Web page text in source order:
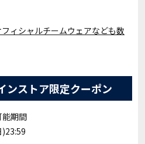
ィシャルチームウェアなども数
ンストア限定クーポン
期間